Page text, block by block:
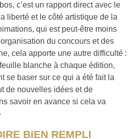
c’est un rapport direct avec le
liberté et le côté artistique de la
qui est peut-être moins
du concours et des
cela apporte une autre difficulté :
blanche à chaque édition,
se baser sur ce qui a été fait la
de nouvelles idées et de
savoir en avance si cela va
BIEN REMPLI